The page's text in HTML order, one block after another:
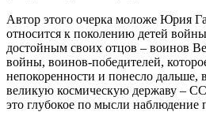
Автор этого очерка моложе Юрия
относится к поколению детей
достойным своих отцов – воинов
войны, воинов-победителей,
непокоренности и понесло дальше,
великую космическую державу –
это глубокое по мысли наблюдение